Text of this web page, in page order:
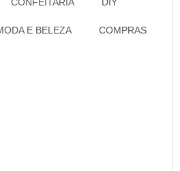
E BELEZA COMPRAS